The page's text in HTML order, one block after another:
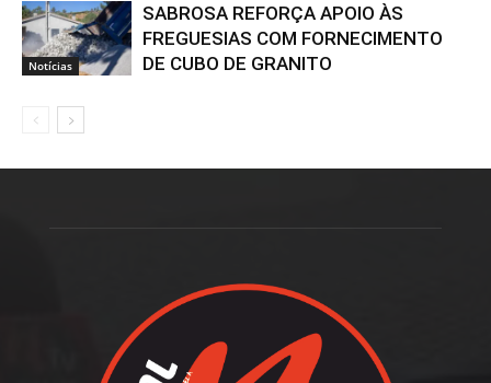
Notícias
SABROSA REFORÇA APOIO ÀS
FREGUESIAS COM FORNECIMENTO
DE CUBO DE GRANITO